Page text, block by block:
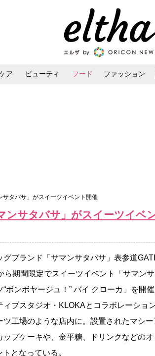
ア ビューティ フード ファッション
タバサ」がスイーツイベント開催
サタバサ」がスイーツイベ
ブランド「サマンサタバサ」表参道
ら期間限定でスイーツイベント「サマン
“ボンボヤージュ！” バイ クローカ」を開
ィブスタジオ・KLOKAとコラボレーショ
ツ工場のような店内に。設置されたマシ
ップケーキや、金平糖、ドリンクなどのオ
となっている。